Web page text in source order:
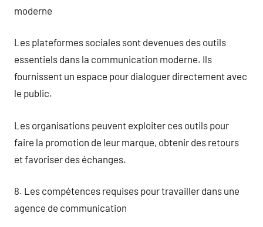
moderne
Les plateformes sociales sont devenues des outils
essentiels dans la communication moderne. Ils
fournissent un espace pour dialoguer directement avec
le public.
Les organisations peuvent exploiter ces outils pour
faire la promotion de leur marque, obtenir des retours
et favoriser des échanges.
8. Les compétences requises pour travailler dans une
agence de communication